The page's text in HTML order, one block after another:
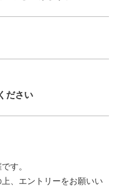
ださい
す。
、エントリーをお願いい